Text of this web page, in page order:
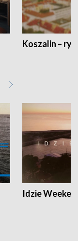
Koszalin –
Idzie